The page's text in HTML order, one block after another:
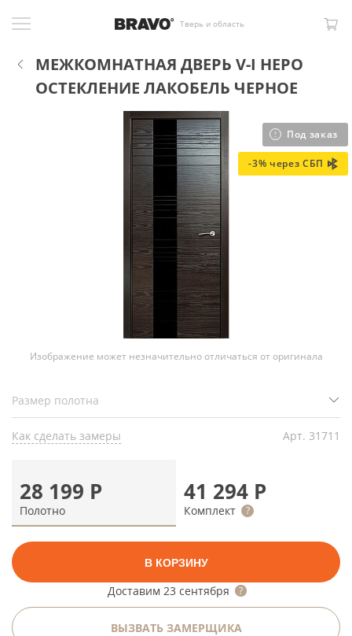
Тверь и область
МЕЖКОМНАТНАЯ ДВЕРЬ V-I НЕРО
ОСТЕКЛЕНИЕ ЛАКОБЕЛЬ ЧЕРНОЕ
Под заказ
-3% через СБП
Изображение может незначительно отличаться от оригинала
Как сделать замеры Арт. 31711
28 199 Р
Полотно
41 294 Р
Комплект
В КОРЗИНУ
Доставим 23 сентября
ВЫЗВАТЬ ЗАМЕРЩИКА